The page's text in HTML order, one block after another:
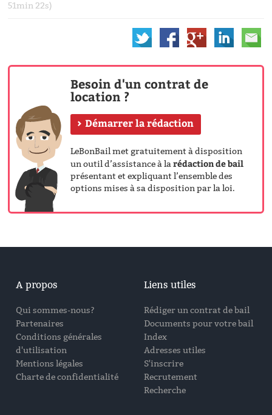
51min 22s)
Besoin d'un contrat de
location ?
Démarrer la rédaction
LeBonBail met gratuitement à disposition
un outil d’assistance à larédaction de bail
présentant et expliquant l’ensemble des
options mises à sa disposition par la loi.
A propos
Qui sommes-nous?
Partenaires
Conditions générales
d'utilisation
Mentions légales
Charte de confidentialité
Liens utiles
Rédiger un contrat de bail
Documents pour votre bail
Index
Adresses utiles
S'inscrire
Recrutement
Recherche